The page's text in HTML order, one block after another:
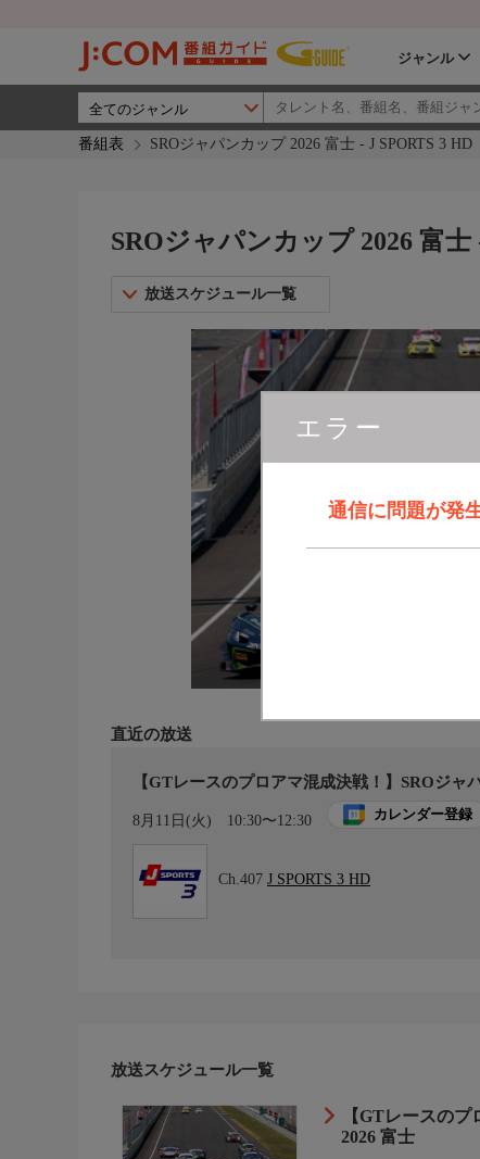
ジャンル
番組表 SROジャパンカップ 2026 富士 - J SPORTS 3 HD
エラー
通信に問題が発
SROジャパンカップ 2026 富士
放送スケジュール一覧
直近の放送
【GTレースのプロアマ混成決戦！】SROジャ
8月11日(火) 10:30〜12:30 カレンダー登録
Ch.407 J SPORTS 3 HD
放送スケジュール一覧
【GTレースの
2026 富士